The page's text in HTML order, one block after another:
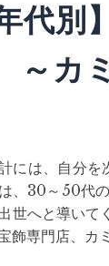
年代
～カ
には、自分
、30～50代
世へと導いて
飾専門店、カ